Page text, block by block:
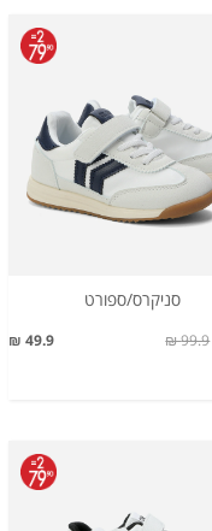
סניקרס/ספורט
49.9 ₪ 99.9 ₪